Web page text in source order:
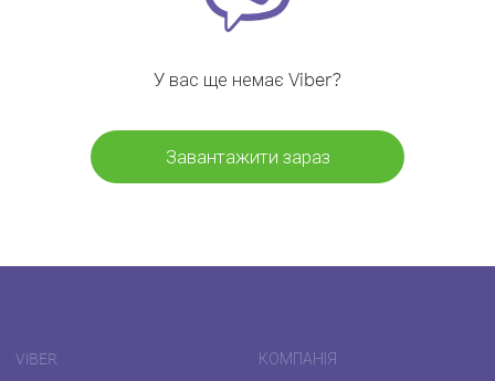
У вас ще немає Viber?
Завантажити зараз
VIBER КОМПАНІЯ